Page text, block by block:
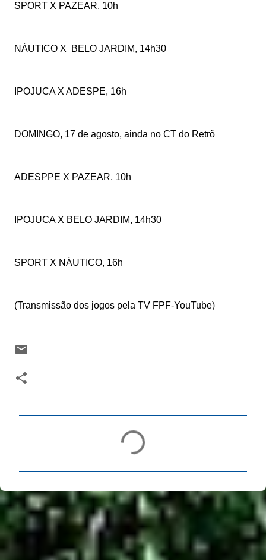
SPORT X PAZEAR, 10h
NÁUTICO X BELO JARDIM, 14h30
IPOJUCA X ADESPE, 16h
DOMINGO, 17 de agosto, ainda no CT do Retrô
ADESPPE X PAZEAR, 10h
IPOJUCA X BELO JARDIM, 14h30
SPORT X NÁUTICO, 16h
(Transmissão dos jogos pela TV FPF-YouTube)
n
t